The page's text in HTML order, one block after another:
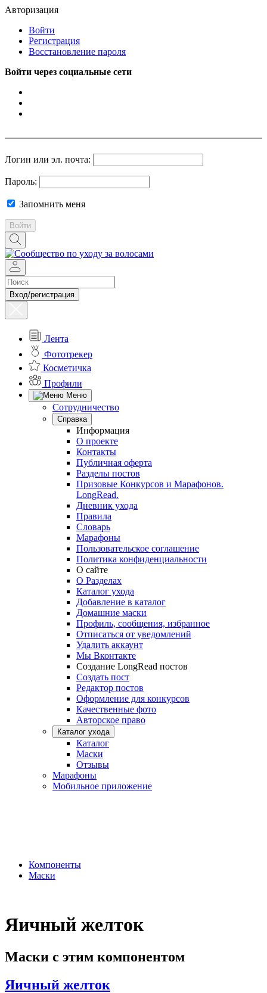
Авторизация
Войти
Регистрация
Восстановление пароля
Войти через социальные сети
Логин или эл. почта:
Пароль:
Запомнить меня
Войти
Вход/регистрация
Лента
Фототрекер
Косметичка
Профили
Меню
Сотрудничество
Справка
Информация
О проекте
Контакты
Публичная оферта
Разделы постов
Призовые Конкурсов и Марафонов.
LongRead.
Дневник ухода
Правила
Словарь
Марафоны
Пользовательское соглашение
Политика конфиденциальности
О сайте
О Разделах
Каталог ухода
Добавление в каталог
Домашние маски
Профиль, сообщения, избранное
Отписаться от уведомлений
Удалить аккаунт
Мы Вконтакте
Создание LongRead постов
Создать пост
Редактор постов
Оформление для конкурсов
Качественные фото
Авторское право
Каталог ухода
Каталог
Маски
Отзывы
Марафоны
Мобильное приложение
Компоненты
Маски
Яичный желток
Маски с этим компонентом
Яичный желток